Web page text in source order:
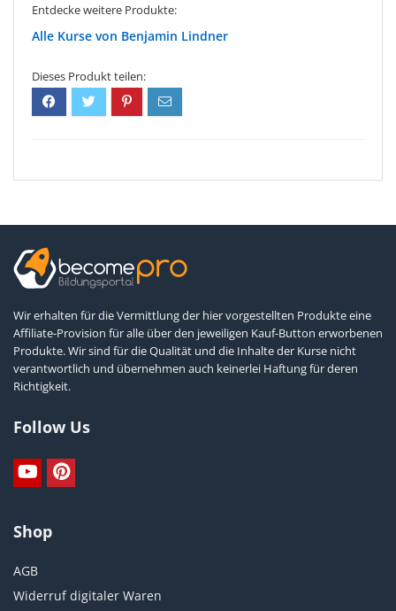
Entdecke weitere Produkte:
Benjamin Lindner
Wir erhalten für die Vermittlung der hier vorgestellten Produkte eine
Affiliate-Provision für alle über den jeweiligen Kauf-Button erworbenen
Produkte. Wir sind für die Qualität und die Inhalte der Kurse nicht
verantwortlich und übernehmen auch keinerlei Haftung für deren
Richtigkeit.
Follow Us
Shop
AGB
Widerruf digitaler Waren